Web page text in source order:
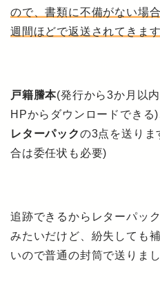
ので、書類に不備がない場
週間ほどで返送されてきます
戸籍謄本(発行から3か月以内
HPからダウンロードできる
レターパックの3点を送りま
合は委任状も必要)
追跡できるからレターパッ
みたいだけど、紛失しても
いので普通の封筒で送りまし